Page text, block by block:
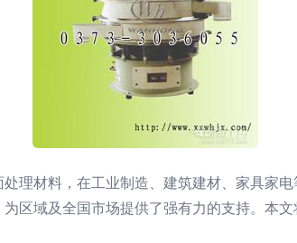
理材料，在工业制造、建筑建材、家具家
区域及全国市场提供了强有力的支持。本